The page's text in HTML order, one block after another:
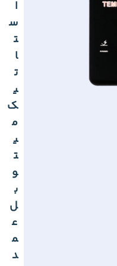
ا
س
ت
ا
ت
ی
ک
م
ی
ت
و
ب
ل
ع
م
د